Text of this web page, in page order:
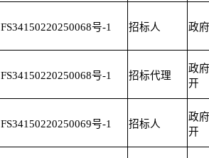
FS34150220250068号-1 招标人 政
FS34150220250068号-1 招标代理
政
开
FS34150220250069号-1 招标人
政
开